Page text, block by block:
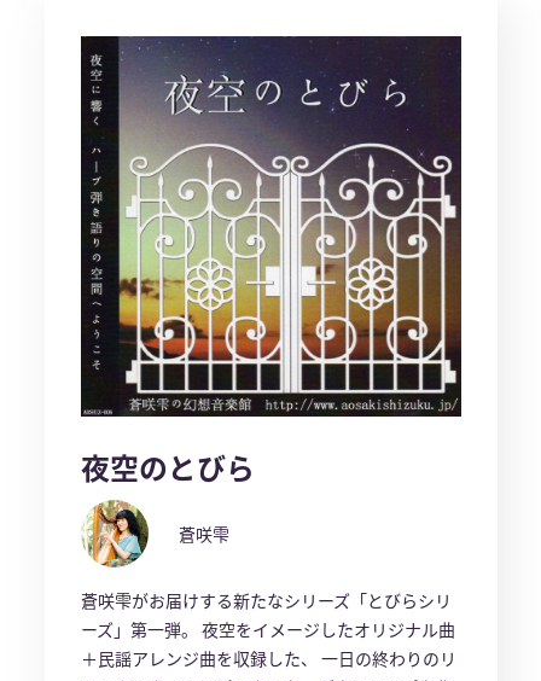
夜空のとびら
蒼咲雫
蒼咲雫がお届けする新たなシリーズ「とびらシリ
ーズ」第一弾。 夜空をイメージしたオリジナル曲
＋民謡アレンジ曲を収録した、 一日の終わりのリ